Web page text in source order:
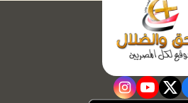
twitter
youtube
instagram